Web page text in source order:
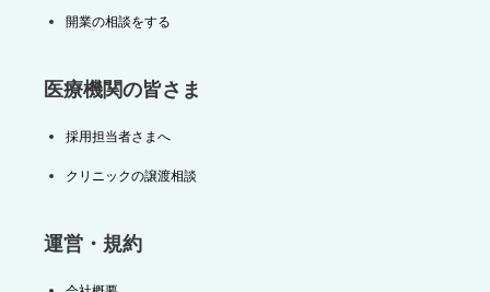
開業の相談をする
医療機関の皆さま
採用担当者さまへ
クリニックの譲渡相談
運営・規約